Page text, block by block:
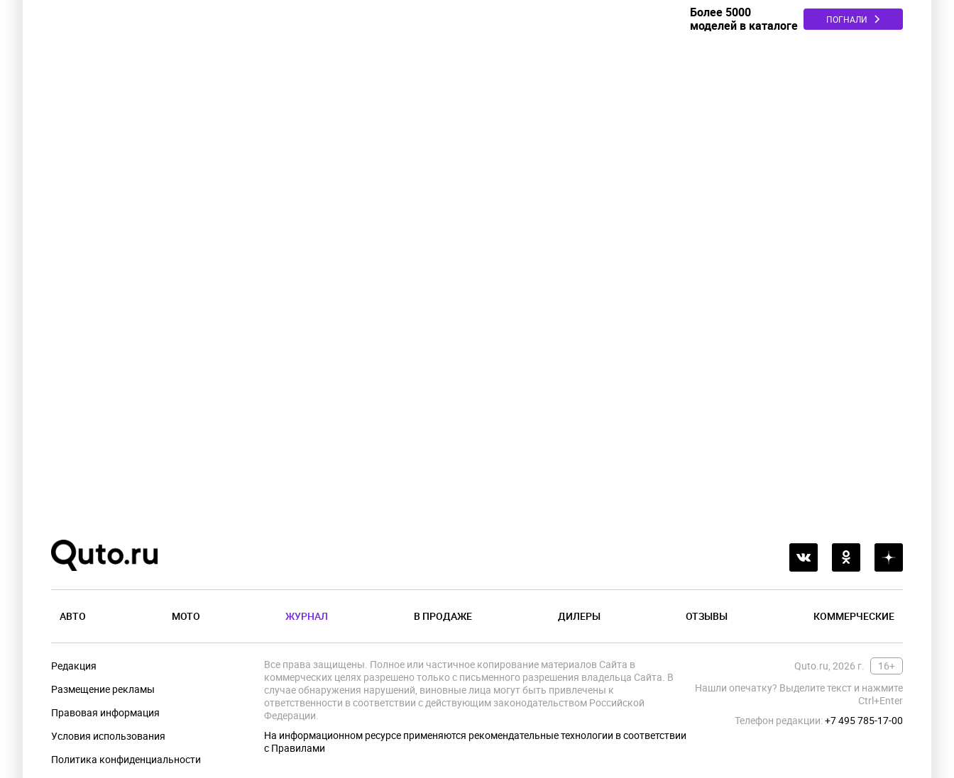
Более 5000
моделей в каталоге
ПОГНАЛИ
АВТО МОТО ЖУРНАЛ В ПРОДАЖЕ ДИЛЕРЫ ОТЗЫВЫ КОММЕРЧЕСКИЕ
Редакция
Размещение рекламы
Правовая информация
Условия использования
Политика конфиденциальности
Quto.ru, 2026 г.
16+
Нашли опечатку? Выделите текст и нажмите
Ctrl+Enter
Телефон редакции:+7 495 785-17-00
Все права защищены. Полное или частичное копирование материалов Сайта в
коммерческих целях разрешено только с письменного разрешения владельца Сайта. В
случае обнаружения нарушений, виновные лица могут быть привлечены к
ответственности в соответствии с действующим законодательством Российской
Федерации.
На информационном ресурсе применяются рекомендательные технологии в соответствии
с Правилами